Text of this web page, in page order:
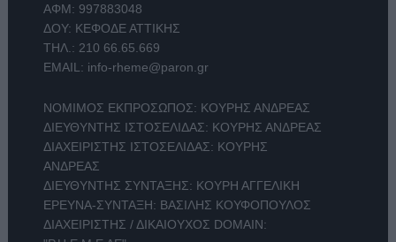
ΑΦΜ: 997883048
ΔΟΥ: ΚΕΦΟΔΕ ΑΤΤΙΚΗΣ
ΤΗΛ.: 210 66.65.669
EMAIL: info-rheme@paron.gr
ΝΟΜΙΜΟΣ ΕΚΠΡΟΣΩΠΟΣ: ΚΟΥΡΗΣ ΑΝΔΡΕΑΣ
ΔΙΕΥΘΥΝΤΗΣ ΙΣΤΟΣΕΛΙΔΑΣ: ΚΟΥΡΗΣ ΑΝΔΡΕΑΣ
ΔΙΑΧΕΙΡΙΣΤΗΣ ΙΣΤΟΣΕΛΙΔΑΣ: ΚΟΥΡΗΣ
ΑΝΔΡΕΑΣ
ΔΙΕΥΘΥΝΤΗΣ ΣΥΝΤΑΞΗΣ: ΚΟΥΡΗ ΑΓΓΕΛΙΚΗ
ΕΡΕΥΝΑ-ΣΥΝΤΑΞΗ: ΒΑΣΙΛΗΣ ΚΟΥΦΟΠΟΥΛΟΣ
ΔΙΑΧΕΙΡΙΣΤΗΣ / ΔΙΚΑΙΟΥΧΟΣ DOMAIN: